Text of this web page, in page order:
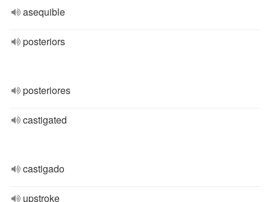
asequible
posteriors
posteriores
castigated
castigado
upstroke